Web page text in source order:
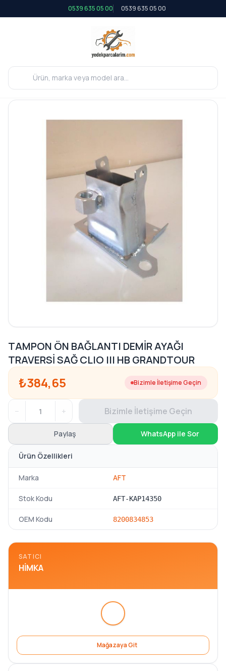
0539 635 05 00 0539 635 05 00
TAMPON ÖN BAĞLANTI DEMİR AYAĞI
TRAVERSİ SAĞ CLIO III HB GRANDTOUR
₺384,65 Bizimle İletişime Geçin
− + Bizimle İletişime Geçin
Paylaş WhatsApp ile Sor
Ürün Özellikleri
Marka AFT
Stok Kodu AFT-KAP14350
OEM Kodu 8200834853
SATICI
HIMKA
Mağazaya Git